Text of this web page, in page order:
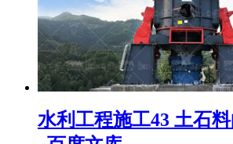
水利工程施工43 土石